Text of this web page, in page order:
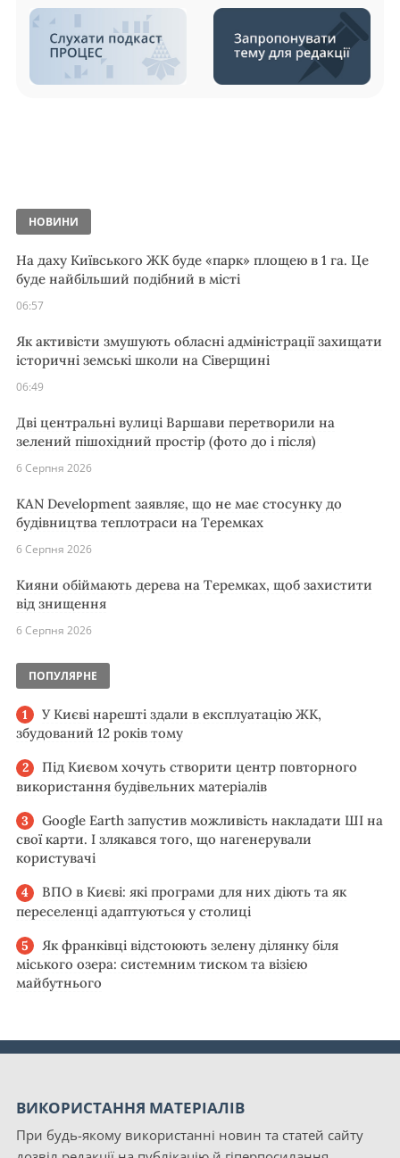
НОВИНИ
На даху Київського ЖК буде «парк» площею в 1 га. Це
буде найбільший подібний в місті
06:57
Як активісти змушують обласні адміністрації захищати
історичні земські школи на Сіверщині
06:49
Дві центральні вулиці Варшави перетворили на
зелений пішохідний простір (фото до і після)
6 Серпня 2026
KAN Development заявляє, що не має стосунку до
будівництва теплотраси на Теремках
6 Серпня 2026
Кияни обіймають дерева на Теремках, щоб захистити
від знищення
6 Серпня 2026
ПОПУЛЯРНЕ
У Києві нарешті здали в експлуатацію ЖК,
збудований 12 років тому
Під Києвом хочуть створити центр повторного
використання будівельних матеріалів
Google Earth запустив можливість накладати ШІ на
свої карти. І злякався того, що нагенерували
користувачі
ВПО в Києві: які програми для них діють та як
переселенці адаптуються у столиці
Як франківці відстоюють зелену ділянку біля
міського озера: системним тиском та візією
майбутнього
ВИКОРИСТАННЯ МАТЕРІАЛІВ
При будь-якому використанні новин та статей сайту